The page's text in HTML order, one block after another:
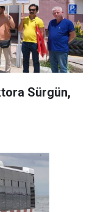
Sürgün,